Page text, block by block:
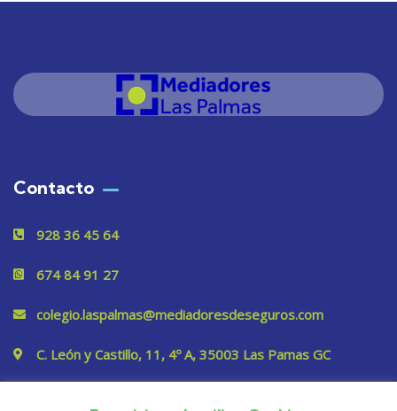
Contacto
928 36 45 64
674 84 91 27
colegio.laspalmas@mediadoresdeseguros.com
C. León y Castillo, 11, 4º A, 35003 Las Pamas GC